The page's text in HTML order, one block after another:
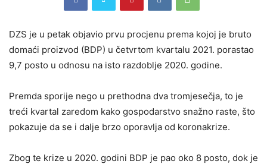
DZS je u petak objavio prvu procjenu prema kojoj je bruto
domaći proizvod (BDP) u četvrtom kvartalu 2021. porastao
9,7 posto u odnosu na isto razdoblje 2020. godine.
Premda sporije nego u prethodna dva tromjesečja, to je
treći kvartal zaredom kako gospodarstvo snažno raste, što
pokazuje da se i dalje brzo oporavlja od koronakrize.
Zbog te krize u 2020. godini BDP je pao oko 8 posto, dok je